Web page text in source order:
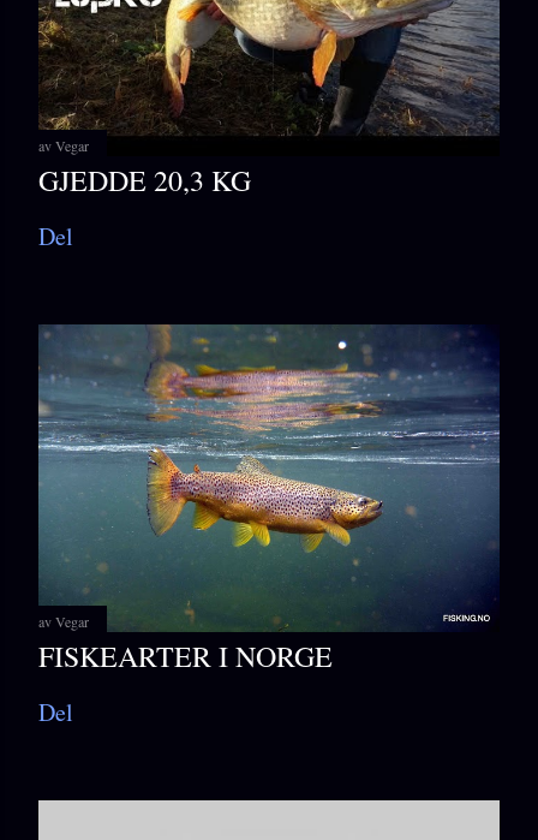
avVegar
GJEDDE 20,3 KG
Del
avVegar
FISKEARTER I NORGE
Del